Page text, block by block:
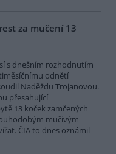
za mučení 13
s dnešním rozhodnutím
odnětí
Naděždu Trojanovou.
přesahující
13 koček zamčených
mučivým
ČIA to dnes oznámil